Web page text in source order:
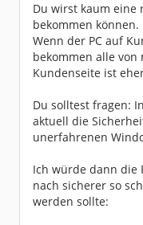
Du wirst kaum eine
bekommen können.
Wenn der PC auf
bekommen alle von
Kundenseite ist
Du solltest fragen:
aktuell die
unerfahrenen
Ich würde dann die
nach sicherer so
werden sollte: